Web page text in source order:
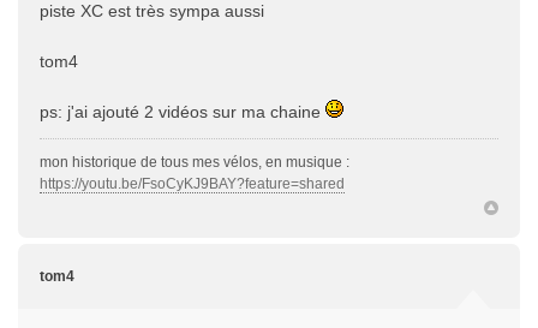
piste XC est très sympa aussi
tom4
ps: j'ai ajouté 2 vidéos sur ma chaine
mon historique de tous mes vélos, en musique :
https://youtu.be/FsoCyKJ9BAY?feature=shared
tom4